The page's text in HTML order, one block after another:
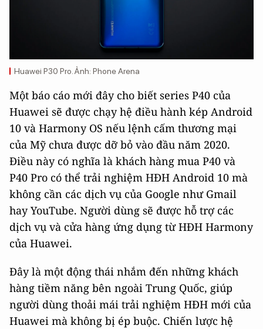
Huawei P30 Pro. Ảnh: Phone Arena
Một báo cáo mới đây cho biết series P40 của
Huawei sẽ được chạy hệ điều hành kép Android
10 và Harmony OS nếu lệnh cấm thương mại
của Mỹ chưa được dỡ bỏ vào đầu năm 2020.
Điều này có nghĩa là khách hàng mua P40 và
P40 Pro có thể trải nghiệm HĐH Android 10 mà
không cần các dịch vụ của Google như Gmail
hay YouTube. Người dùng sẽ được hỗ trợ các
dịch vụ và cửa hàng ứng dụng từ HĐH Harmony
của Huawei.
Đây là một động thái nhắm đến những khách
hàng tiềm năng bên ngoài Trung Quốc, giúp
người dùng thoải mái trải nghiệm HĐH mới của
Huawei mà không bị ép buộc. Chiến lược hệ